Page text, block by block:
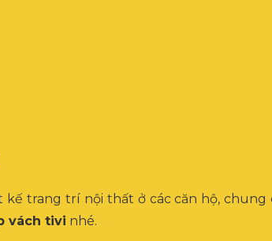
trang trí nội thất ở các căn hộ,
vách tivi nhé.